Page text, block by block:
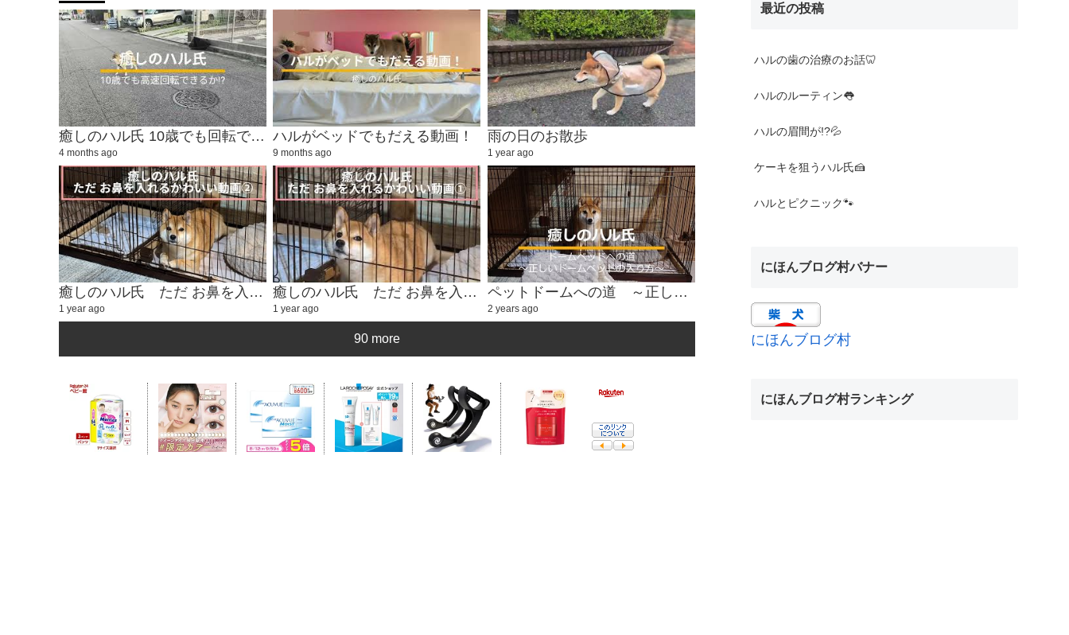
癒しのハル氏 10歳でも回転できるか!?
4 months ago
ハルがベッドでもだえる動画！
9 months ago
雨の日のお散歩
1 year ago
癒しのハル氏 ただ お鼻を入れるかわいい動画②
1 year ago
癒しのハル氏 ただ お鼻を入れるかわいい動画①
1 year ago
ペットドームへの道 ～正しいドームベッドの入り方～
2 years ago
90 more
最近の投稿
ハルの歯の治療のお話🦷
ハルのルーティン👅
ハルの眉間が!?💦
ケーキを狙うハル氏🍰
ハルとピクニック🐾
にほんブログ村バナー
にほんブログ村
にほんブログ村ランキング